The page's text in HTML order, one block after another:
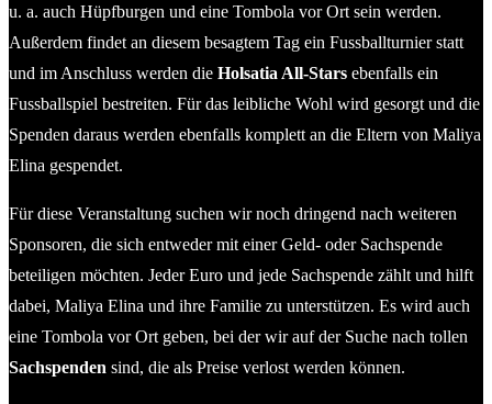
u. a. auch Hüpfburgen und eine Tombola vor Ort sein werden.
Außerdem findet an diesem besagtem Tag ein Fussballturnier statt
und im Anschluss werden die Holsatia All-Stars ebenfalls ein
Fussballspiel bestreiten. Für das leibliche Wohl wird gesorgt und die
Spenden daraus werden ebenfalls komplett an die Eltern von Maliya
Elina gespendet.
Für diese Veranstaltung suchen wir noch dringend nach weiteren
Sponsoren, die sich entweder mit einer Geld- oder Sachspende
beteiligen möchten. Jeder Euro und jede Sachspende zählt und hilft
dabei, Maliya Elina und ihre Familie zu unterstützen. Es wird auch
eine Tombola vor Ort geben, bei der wir auf der Suche nach tollen
Sachspenden sind, die als Preise verlost werden können.